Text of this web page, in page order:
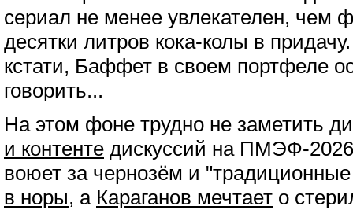
сериал не менее увлекателен, чем
десятки литров кока-колы в
кстати, Баффет в своем портфеле
говорить...
На этом фоне трудно не заметить
и контенте дискуссий на ПМЭФ-
воюет за чернозём и
в норы, а Караганов мечтает о